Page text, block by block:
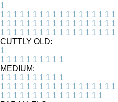
1
1 1 1 1 1 1 1 1 1 1 1 1 1 1 1 1 1 1
1 1 1 1 1 1 1 1 1 1 1 1 1 1 1 1 1 1
1 1 1 1 1 1 1 1 1 1 1 1 1 1 1 1 1 1
CUTTLY OLD:
1
1 1 1 1 1 1 1 1 1 1
MEDIUM:
1 1 1 1 1 1 1 1 1 1
1 1 1 1 1 1 1 1 1 1 1 1 1 1 1 1 1 1
1 1 1 1 1 1 1 1 1 1 1 1 1 1 1 1